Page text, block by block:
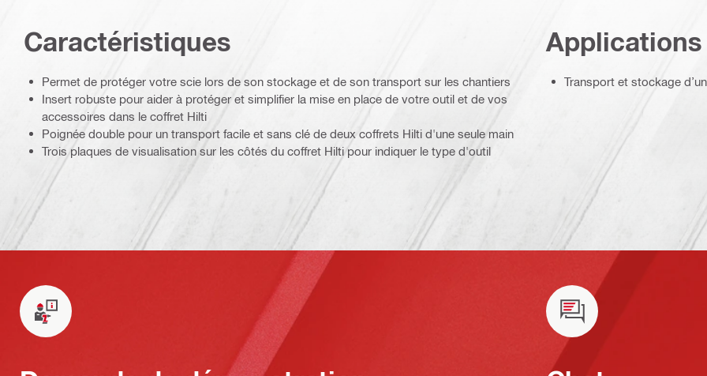
Caractéristiques
Permet de protéger votre scie lors de son stockage et de son transport sur les chantiers
Insert robuste pour aider à protéger et simplifier la mise en place de votre outil et de vos
accessoires dans le coffret Hilti
Poignée double pour un transport facile et sans clé de deux coffrets Hilti d'une seule main
Trois plaques de visualisation sur les côtés du coffret Hilti pour indiquer le type d'outil
Applications
Transport et stockage